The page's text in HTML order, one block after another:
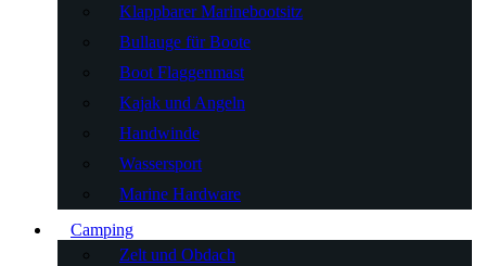
Klappbarer Marinebootsitz
Bullauge für Boote
Boot Flaggenmast
Kajak und Angeln
Handwinde
Wassersport
Marine Hardware
Camping
Zelt und Obdach